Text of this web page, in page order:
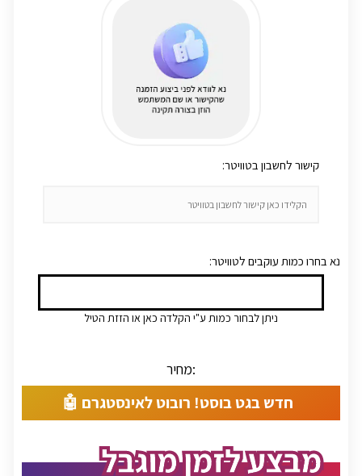
:נא בחרו כמות עוקבים לטוויטר
ניתן לבחור כמות ע"י הקלדה כאן או הזזת הטיל
מחיר:
חדש בגט בוסט! רובוט לאינסטגרם 🤖
:קישור לחשבון בטוויטר